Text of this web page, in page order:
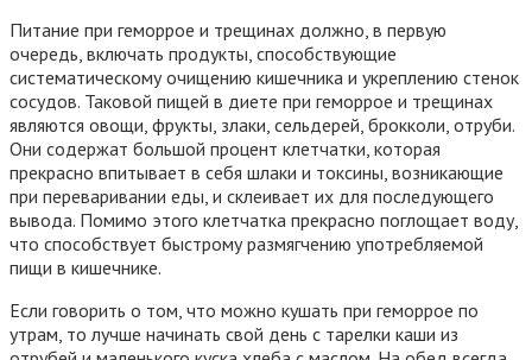
Питание при геморрое и трещинах должно, в первую
очередь, включать продукты, способствующие
систематическому очищению кишечника и укреплению стенок
сосудов. Таковой пищей в диете при геморрое и трещинах
являются овощи, фрукты, злаки, сельдерей, брокколи, отруби.
Они содержат большой процент клетчатки, которая
прекрасно впитывает в себя шлаки и токсины, возникающие
при переваривании еды, и склеивает их для последующего
вывода. Помимо этого клетчатка прекрасно поглощает воду,
что способствует быстрому размягчению употребляемой
пищи в кишечнике.
Если говорить о том, что можно кушать при геморрое по
утрам, то лучше начинать свой день с тарелки каши из